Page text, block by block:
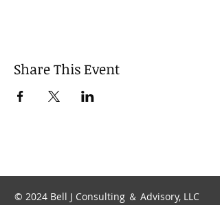
Share This Event
© 2024 Bell J Consulting ＆ Advisory, LLC